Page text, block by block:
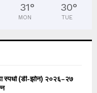
31°
MON
30°
TUE
स्पर्धा (डी-झोन) २०२६–२७